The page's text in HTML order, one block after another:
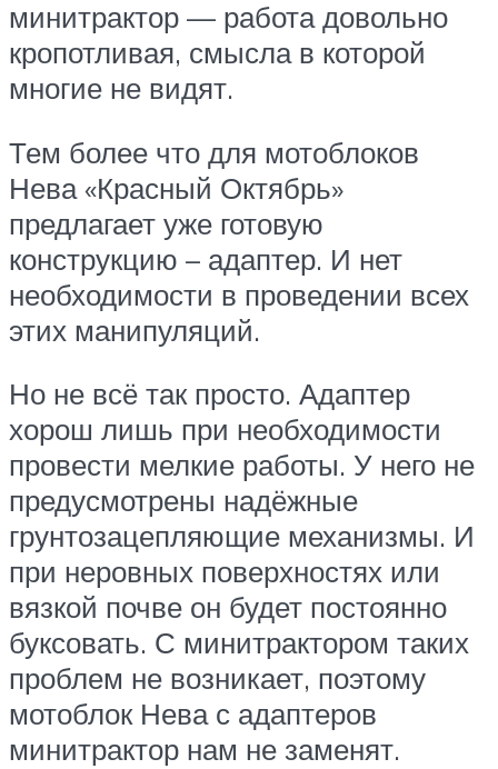
минитрактор — работа довольно
кропотливая, смысла в которой
многие не видят.
Тем более что для мотоблоков
Нева «Красный Октябрь»
предлагает уже готовую
конструкцию – адаптер. И нет
необходимости в проведении всех
этих манипуляций.
Но не всё так просто. Адаптер
хорош лишь при необходимости
провести мелкие работы. У него не
предусмотрены надёжные
грунтозацепляющие механизмы. И
при неровных поверхностях или
вязкой почве он будет постоянно
буксовать. С минитрактором таких
проблем не возникает, поэтому
мотоблок Нева с адаптеров
минитрактор нам не заменят.